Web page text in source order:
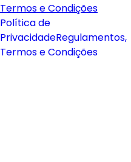
Termos e Condições
Política de
PrivacidadeRegulamentos,
Termos e Condições